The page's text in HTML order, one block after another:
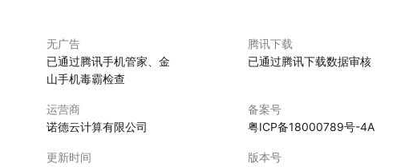
无广告
已通过腾讯手机管家、金
山手机毒霸检查
腾讯下载
已通过腾讯下载数据审核
运营商
诺德云计算有限公司
备案号
粤ICP备18000789号-4A
更新时间 版本号